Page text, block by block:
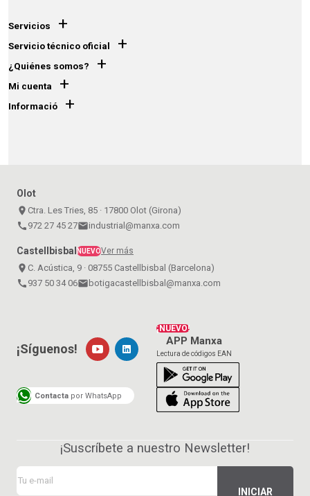
Servicios +
Servicio técnico oficial +
¿Quiénes somos? +
Mi cuenta +
Informació +
Olot
place Ctra. Les Tries, 85 · 17800 Olot (Girona)
call 972 27 45 27emailindustrial@manxa.com
CastellbisbalNUEVOVer más
place C. Acústica, 9 · 08755 Castellbisbal (Barcelona)
call 937 50 34 06emailbotigacastellbisbal@manxa.com
¡NUEVO!
APP Manxa
Lectura de códigos EAN
¡Síguenos!
Contacta por WhatsApp
¡Suscríbete a nuestro Newsletter!